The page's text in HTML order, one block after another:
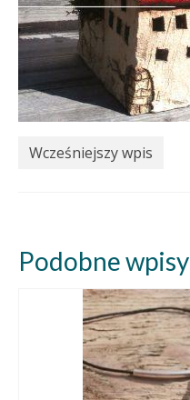
Wcześniejszy wpis
Podobne wpisy